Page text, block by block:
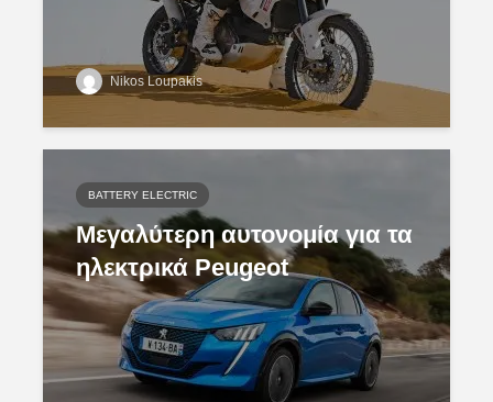
Nikos Loupakis
BATTERY ELECTRIC
Μεγαλύτερη αυτονομία για τα
ηλεκτρικά Peugeot